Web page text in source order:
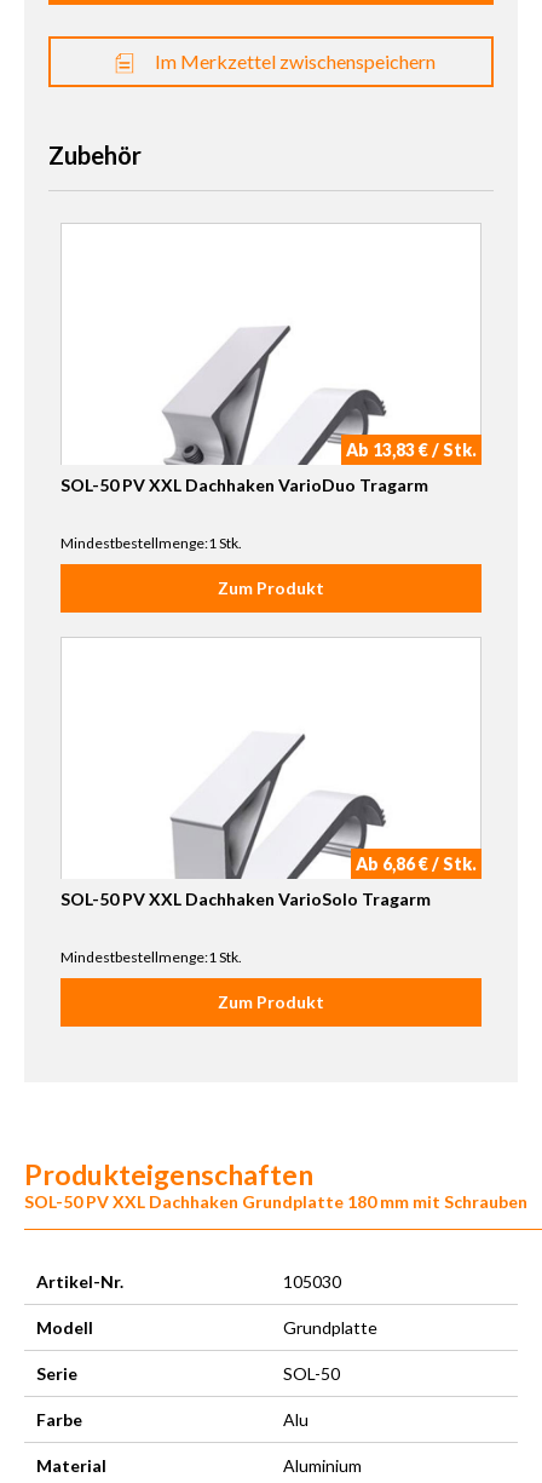
Im Merkzettel zwischenspeichern
Zubehör
Ab 13,83 € / Stk.
SOL-50 PV XXL Dachhaken VarioDuo Tragarm
Mindestbestellmenge:1 Stk.
Zum Produkt
Ab 6,86 € / Stk.
SOL-50 PV XXL Dachhaken VarioSolo Tragarm
Mindestbestellmenge:1 Stk.
Zum Produkt
Produkteigenschaften
SOL-50 PV XXL Dachhaken Grundplatte 180 mm mit Schrauben
Artikel-Nr. 105030
Modell Grundplatte
Serie SOL-50
Farbe Alu
Material Aluminium